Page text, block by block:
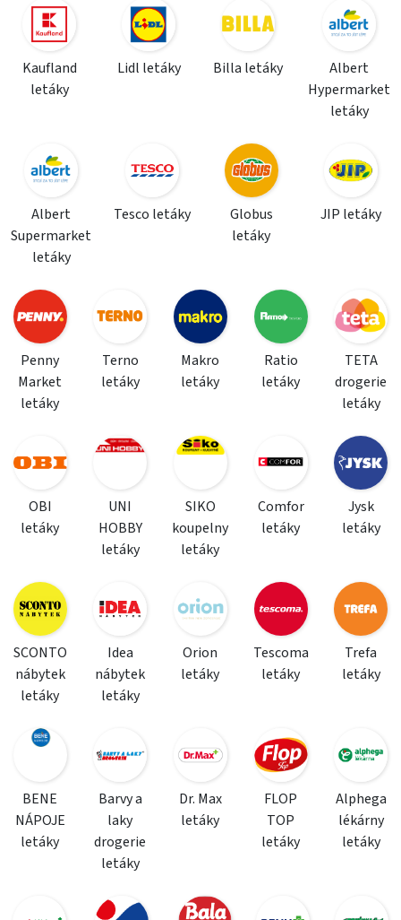
Kaufland
letáky
Lidl letáky Billa letáky
Albert
Hypermarket
letáky
Albert
Supermarket
letáky
Tesco letáky
Globus
letáky
JIP letáky
Penny
Market
letáky
Terno
letáky
Makro
letáky
Ratio
letáky
TETA
drogerie
letáky
OBI
letáky
UNI
HOBBY
letáky
SIKO
koupelny
letáky
Comfor
letáky
Jysk
letáky
SCONTO
nábytek
letáky
Idea
nábytek
letáky
Orion
letáky
Tescoma
letáky
Trefa
letáky
BENE
NÁPOJE
letáky
Barvy a
laky
drogerie
letáky
Dr. Max
letáky
FLOP
TOP
letáky
Alphega
lékárny
letáky